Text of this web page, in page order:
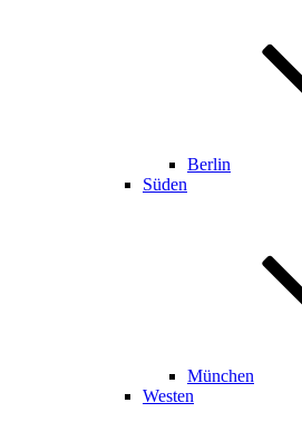
Berlin
Süden
München
Westen